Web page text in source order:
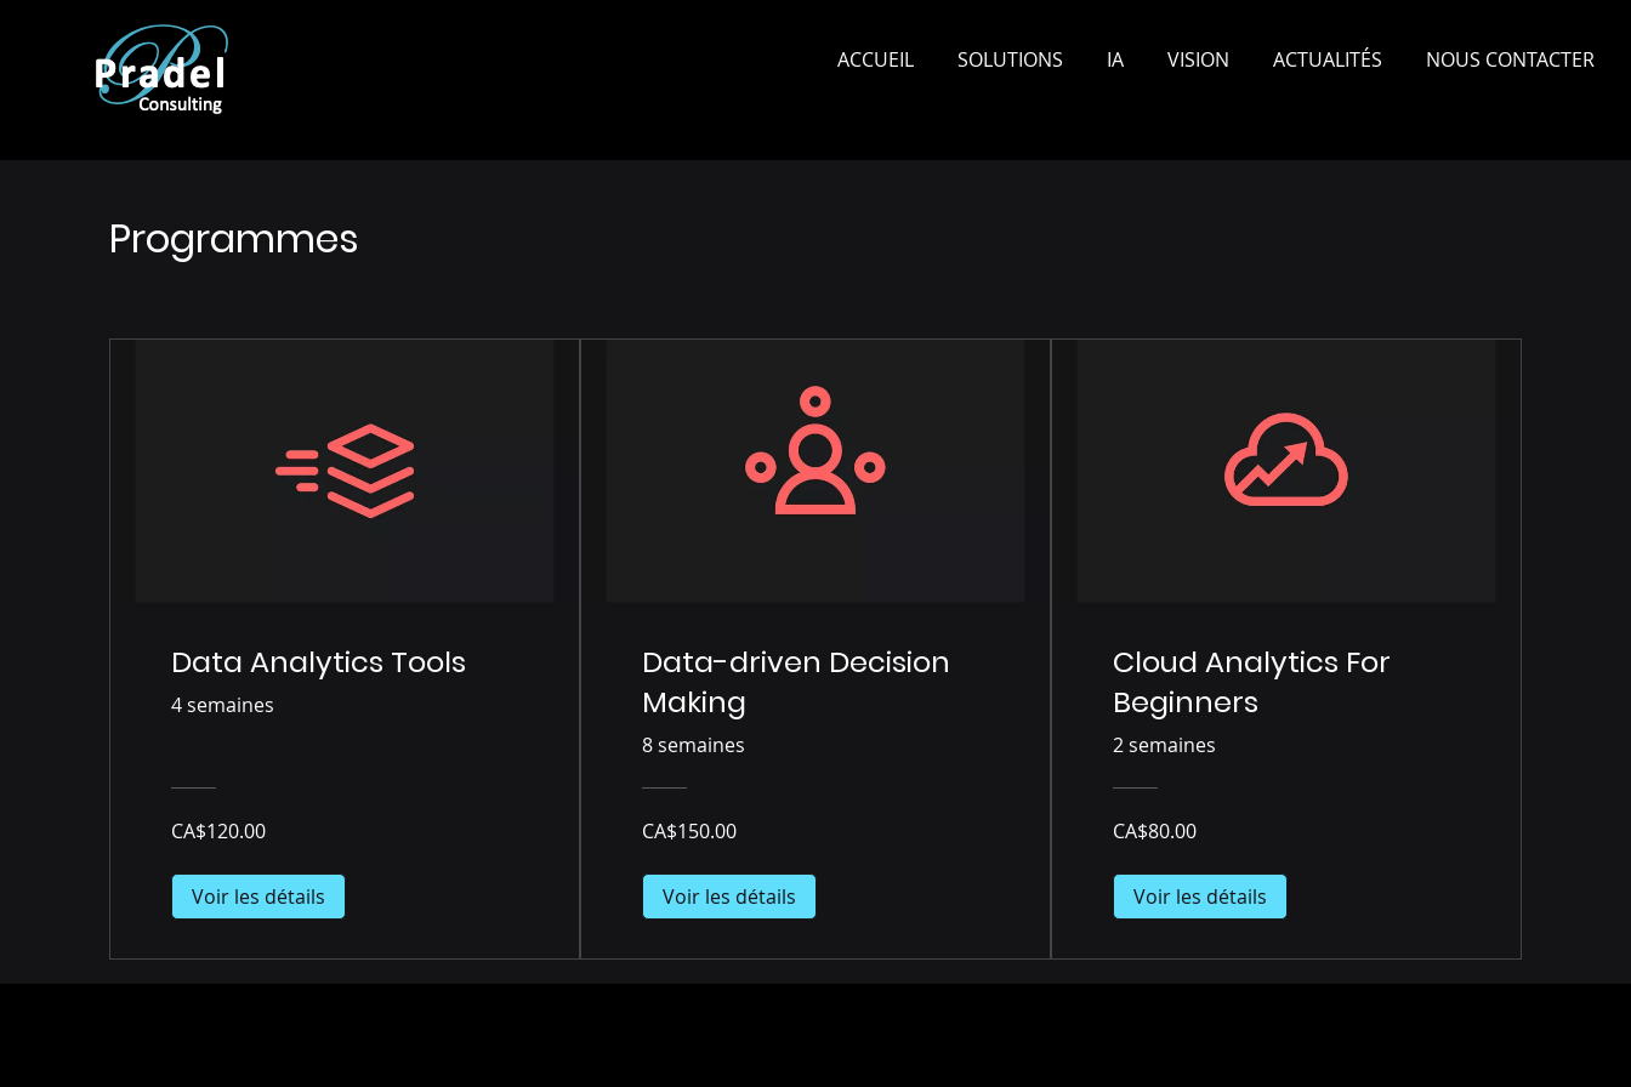
ACCUEIL SOLUTIONS IA VISION ACTUALITÉS NOUS CONTACTER
Programmes
Data Analytics Tools
4 semaines
CA$120.00
Voir les détails
Data-driven Decision
Making
8 semaines
CA$150.00
Voir les détails
Cloud Analytics For
Beginners
2 semaines
CA$80.00
Voir les détails